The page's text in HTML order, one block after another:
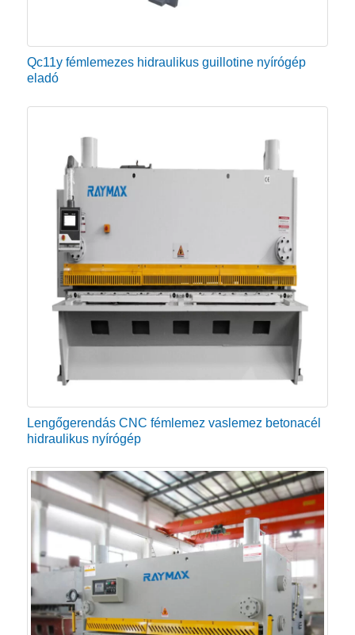
Qc11y fémlemezes hidraulikus guillotine nyírógép
eladó
Lengőgerendás CNC fémlemez vaslemez betonacél
hidraulikus nyírógép